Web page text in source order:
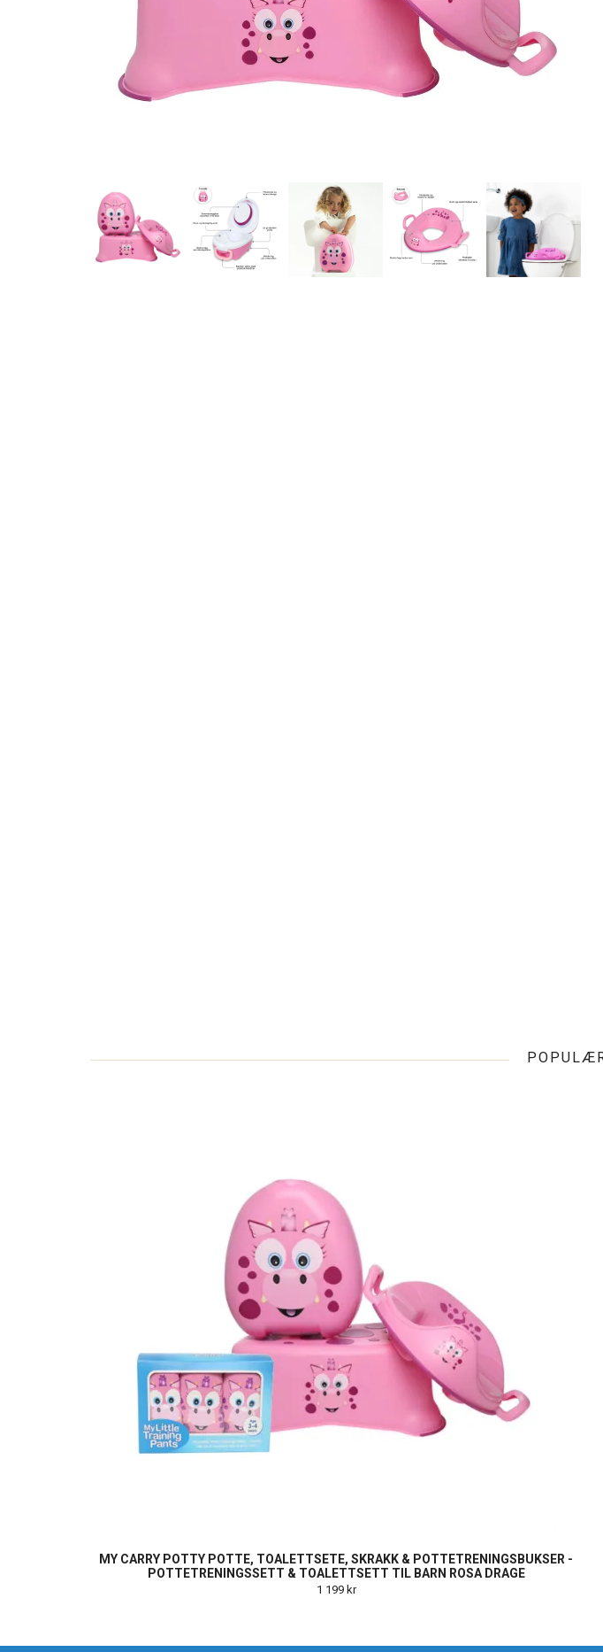
MY CARRY POTTY POTTE, TOALETTSETE, SKRAKK & POTTETRENINGSBUKSER -
POTTETRENINGSSETT & TOALETTSETT TIL BARN ROSA DRAGE
1 199 kr